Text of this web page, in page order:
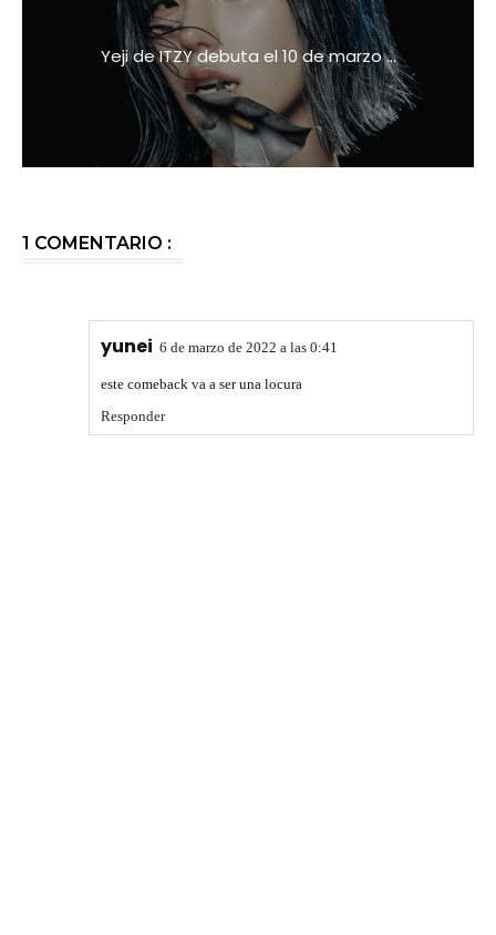
Yeji de ITZY debuta el 10 de marzo ...
1 COMENTARIO :
yunei 6 de marzo de 2022 a las 0:41
este comeback va a ser una locura
Responder